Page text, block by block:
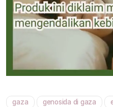
gaza genosida di gaza